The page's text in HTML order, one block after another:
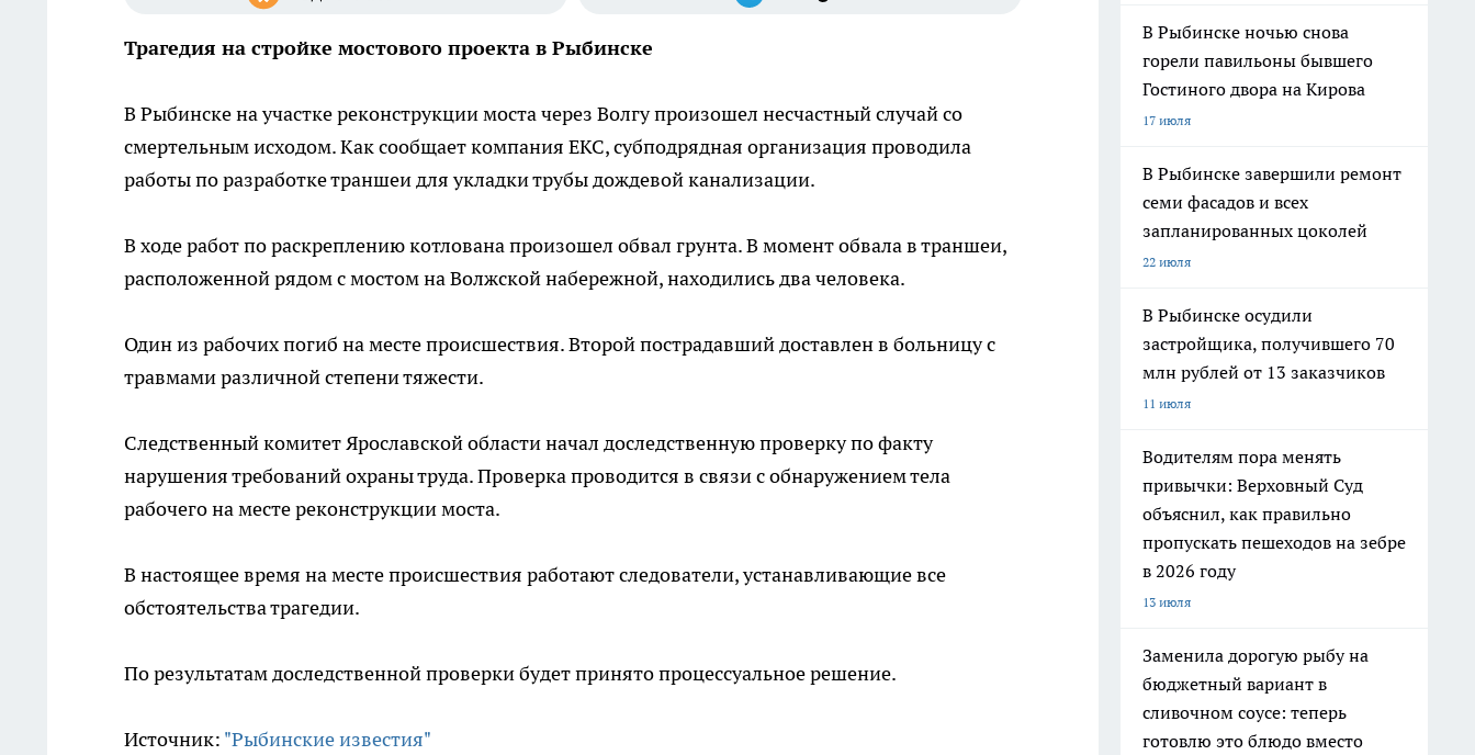
Трагедия на стройке мостового проекта в Рыбинске
В Рыбинске на участке реконструкции моста через Волгу произошел несчастный случай со
смертельным исходом. Как сообщает компания ЕКС, субподрядная организация проводила
работы по разработке траншеи для укладки трубы дождевой канализации.
В ходе работ по раскреплению котлована произошел обвал грунта. В момент обвала в траншеи,
расположенной рядом с мостом на Волжской набережной, находились два человека.
Один из рабочих погиб на месте происшествия. Второй пострадавший доставлен в больницу с
травмами различной степени тяжести.
Следственный комитет Ярославской области начал доследственную проверку по факту
нарушения требований охраны труда. Проверка проводится в связи с обнаружением тела
рабочего на месте реконструкции моста.
В настоящее время на месте происшествия работают следователи, устанавливающие все
обстоятельства трагедии.
По результатам доследственной проверки будет принято процессуальное решение.
Источник: "Рыбинские известия"
В Рыбинске ночью снова
горели павильоны бывшего
Гостиного двора на Кирова
17 июля
В Рыбинске завершили ремонт
семи фасадов и всех
запланированных цоколей
22 июля
В Рыбинске осудили
застройщика, получившего 70
млн рублей от 13 заказчиков
11 июля
Водителям пора менять
привычки: Верховный Суд
объяснил, как правильно
пропускать пешеходов на зебре
в 2026 году
13 июля
Заменила дорогую рыбу на
бюджетный вариант в
сливочном соусе: теперь
готовлю это блюдо вместо